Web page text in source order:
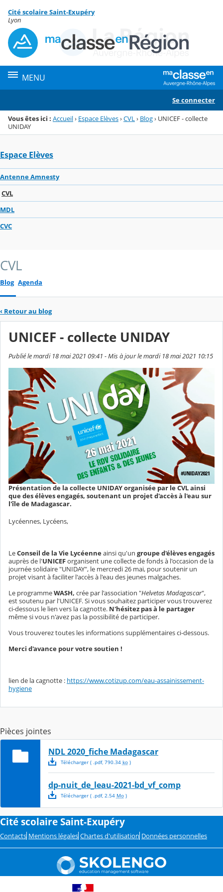
Menu de la rubrique
Contenu
Cité scolaire Saint-Exupéry
Lyon
MENU
Se connecter
Vous êtes ici : Accueil› Espace Elèves›CVL › Blog› UNICEF - collecte
UNIDAY
Espace Elèves
Antenne Amnesty
CVL
MDL
CVC
CVL
Blog Agenda
‹ Retour au blog
UNICEF - collecte UNIDAY
Publié le mardi 18 mai 2021 09:41 - Mis à jour le mardi 18 mai 2021 10:15
Présentation de la collecte UNIDAY organisée par le CVL ainsi
que des élèves engagés, soutenant un projet d'accès à l'eau sur
l'île de Madagascar.
Lycéennes, Lycéens,
LeConseil de la Vie Lycéenneainsi qu'un groupe d'élèves engagés
auprès de l'UNICEForganisent une collecte de fonds à l'occasion de la
journée solidaire "UNIDAY", le mercredi 26 mai, pour soutenir un
projet visant à faciliter l'accès à l'eau des jeunes malgaches.
Le programmeWASH, crée par l'association "Helvetas Madagascar",
est soutenu par l'UNICEF. Si vous souhaitez participer vous trouverez
ci-dessous le lien vers la cagnotte. N'hésitez pas à le partager
même si vous n'avez pas la possibilité de participer.
Vous trouverez toutes les informations supplémentaires ci-dessous.
Merci d'avance pour votre soutien !
lien de la cagnotte : https://www.cotizup.com/eau-assainissement-
hygiene
Pièces jointes
NDL 2020_fiche Madagascar
Télécharger( .pdf, 790.34 ko)
dp-nuit_de_leau-2021-bd_vf_comp
Télécharger( .pdf, 2.54 Mo)
Cité scolaire Saint-Exupéry
Contacts Mentions légales Chartes d'utilisation Données personnelles